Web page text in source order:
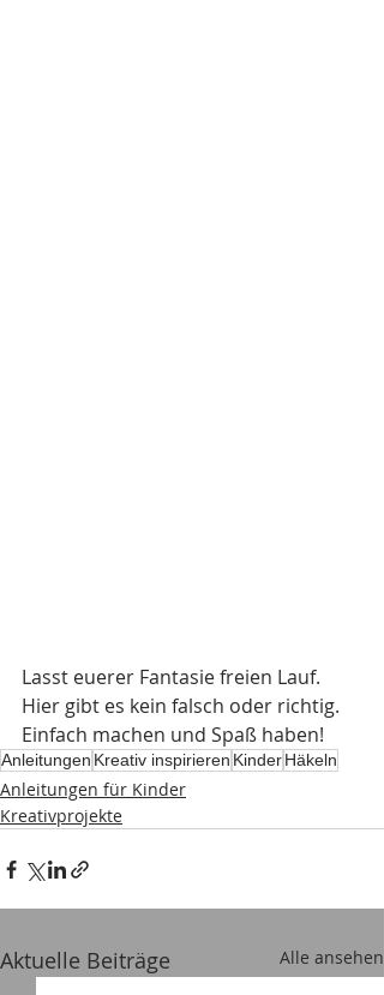
Lasst euerer Fantasie freien Lauf.
Hier gibt es kein falsch oder richtig.
Einfach machen und Spaß haben!
Anleitungen Kreativ inspirieren KinderHäkeln
Anleitungen für Kinder
Kreativprojekte
Aktuelle Beiträge Alle ansehen